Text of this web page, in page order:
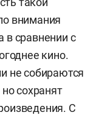
внимания
в сравнении с
кино.
не собираются
сохранят
С